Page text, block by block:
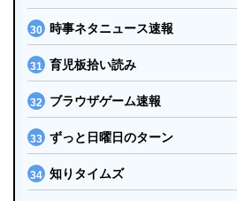
時事ネタニュース速報
育児板拾い読み
ブラウザゲーム速報
ずっと日曜日のターン
知りタイムズ